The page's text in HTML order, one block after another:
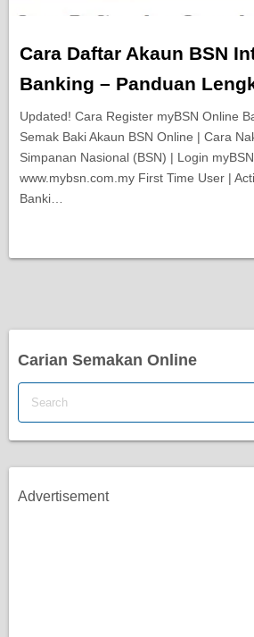
Cara Daftar Akaun BSN
Banking – Panduan
Updated! Cara Register myBSN Online
Semak Baki Akaun BSN Online | Cara
Simpanan Nasional (BSN) | Login
www.mybsn.com.my First Time User |
Banki…
Carian Semakan Online
Advertisement